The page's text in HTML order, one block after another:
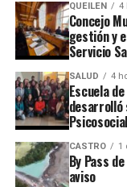
ARTÍCULOS
POWERPOINT
UP NEXT
Poll: Virginia
NO TE PIERDAS
Federer makes
major title
QUEILEN 4
Concejo
gestión y
Servicio
SALUD 4
Escuela
desarrolló
CASTRO 1
By Pass
aviso